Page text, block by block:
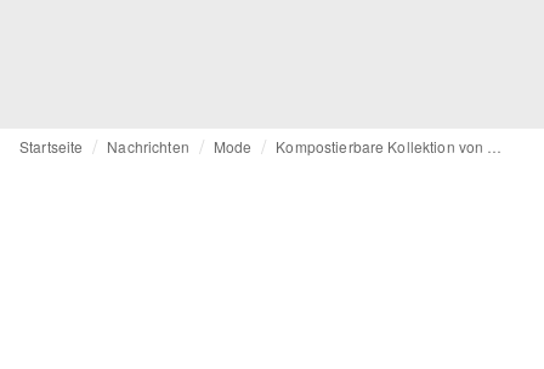
Startseite Nachrichten Mode